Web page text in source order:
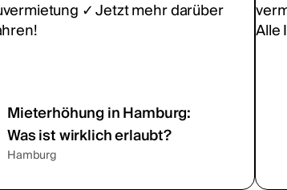
Mieterhöhung in Hamburg:
Was ist wirklich erlaubt?
Hamburg